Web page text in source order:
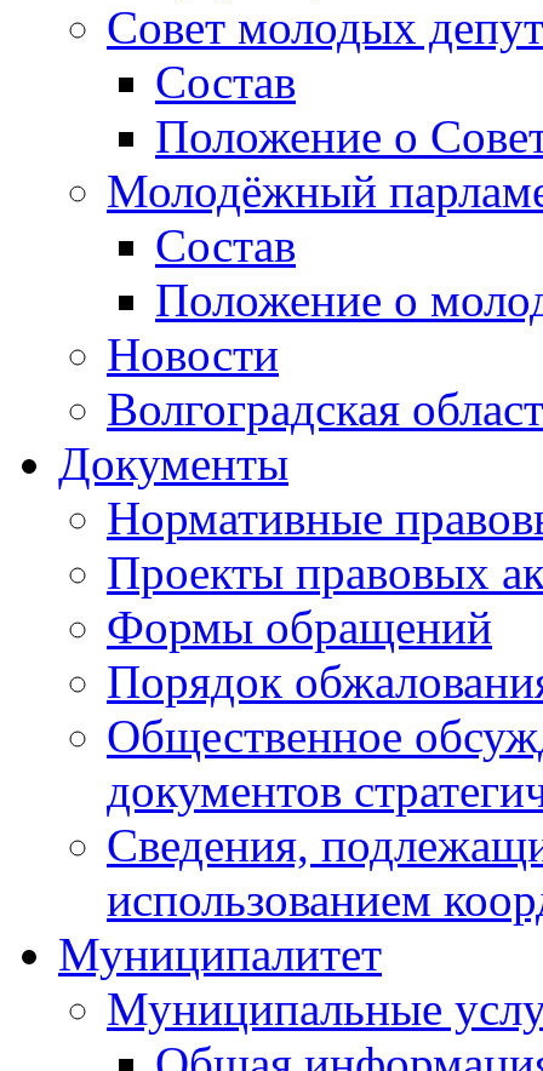
Совет молодых
Состав
Положение о
Молодёжный
Состав
Положение о
Новости
Волгоградская
Документы
Нормативные
Проекты правовых
Формы обращений
Порядок
Общественное
документов
Сведения,
использованием
Муниципалитет
Муниципальные